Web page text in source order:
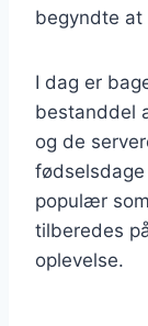
begyndte
I dag er
bestanddel
og de
populær
tilberedes
oplevelse.